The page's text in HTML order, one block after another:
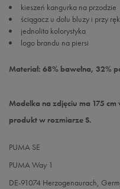
kieszeń kangurka na przodzie
ściągacz u dołu bluzy i przy
jednolita kolorystyka
logo brandu na piersi
Materiał: 68% bawełna, 32%
Modelka na zdjęciu ma 175
produkt w rozmiarze S.
PUMA SE
PUMA Way 1
DE-91074 Herzogenaurach,